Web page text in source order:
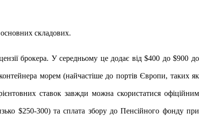
складових.
брокера. У середньому це додає від $400 до $900 до
морем (найчастіше до портів Європи, таких як
ставок завжди можна скористатися офіційним
$250-300) та сплата збору до Пенсійного фонду при